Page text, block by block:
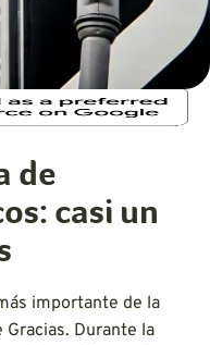
de
casi un
importante de la
Gracias. Durante la